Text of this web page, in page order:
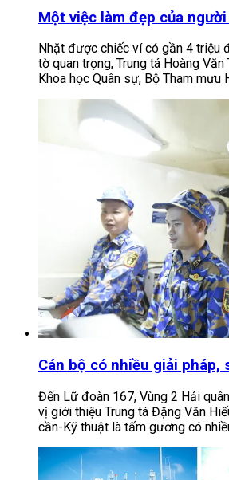
Một việc làm đẹp của
Nhặt được chiếc ví có gần 4 triệu
tờ quan trọng, Trung tá Hoàng
Khoa học Quân sự, Bộ Tham mưu
Cán bộ có nhiều giải pháp,
Đến Lữ đoàn 167, Vùng 2 Hải
vị giới thiệu Trung tá Đặng Văn
cần-Kỹ thuật là tấm gương có